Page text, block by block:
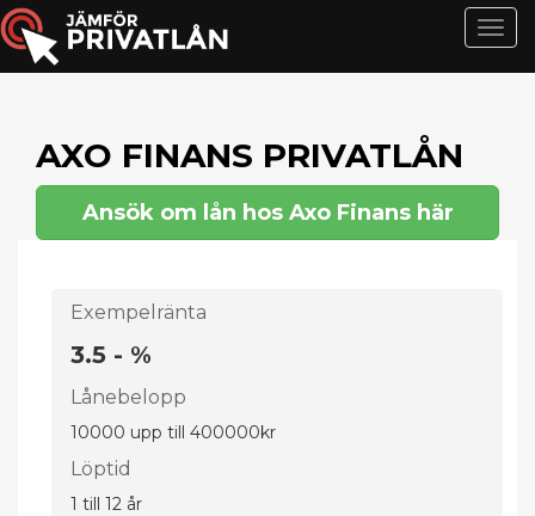
T
n
AXO FINANS PRIVATLÅN
Ansök om lån hos Axo Finans här
Exempelränta
3.5 - %
Lånebelopp
10000 upp till 400000kr
Löptid
1 till 12 år